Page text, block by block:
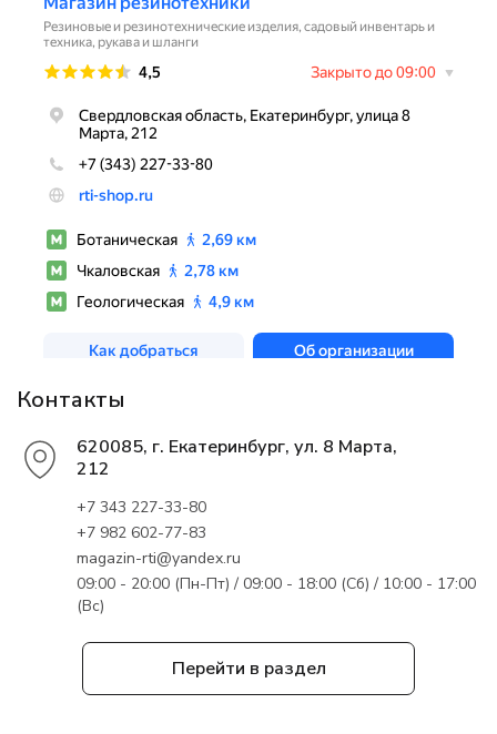
Перейти в раздел
Контакты
620085, г. Екатеринбург, ул. 8 Марта,
212
+7 343 227-33-80
+7 982 602-77-83
magazin-rti@yandex.ru
09:00 - 20:00 (Пн-Пт) / 09:00 - 18:00 (Сб) / 10:00 - 17:00
(Вс)